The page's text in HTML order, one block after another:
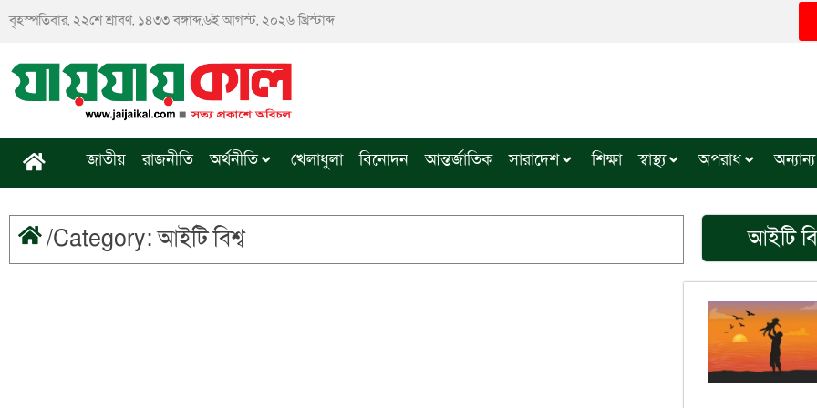
বৃহস্পতিবার, ২২শে শ্রাবণ, ১৪৩৩ বঙ্গাব্দ,৬ই আগস্ট, ২০২৬ খ্রিস্টাব্দ
জাতীয় রাজনীতি অর্থনীতি খেলাধুলা বিনোদন আন্তর্জাতিক সারাদেশ শিক্ষা স্বাস্থ্য অপরাধ অন্যান্য
/Category: আইটি বিশ্ব আইটি